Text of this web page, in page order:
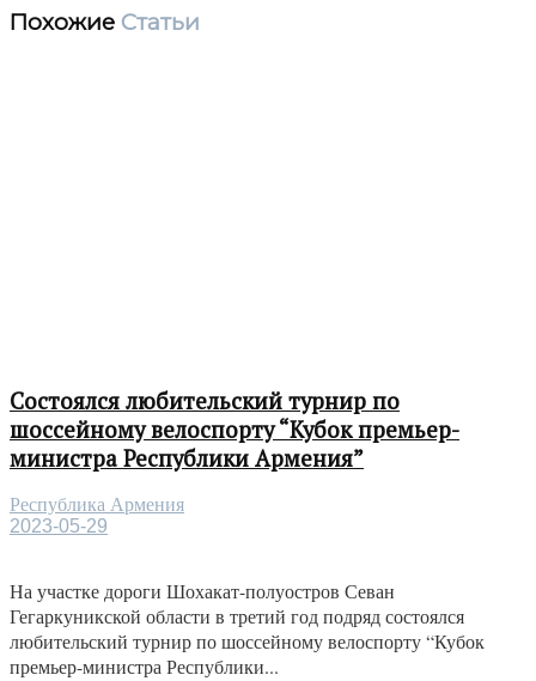
Похожие Статьи
Состоялся любительский турнир по
шоссейному велоспорту “Кубок премьер-
министра Республики Армения”
Республика Армения
2023-05-29
На участке дороги Шохакат-полуостров Севан
Гегаркуникской области в третий год подряд состоялся
любительский турнир по шоссейному велоспорту “Кубок
премьер-министра Республики...